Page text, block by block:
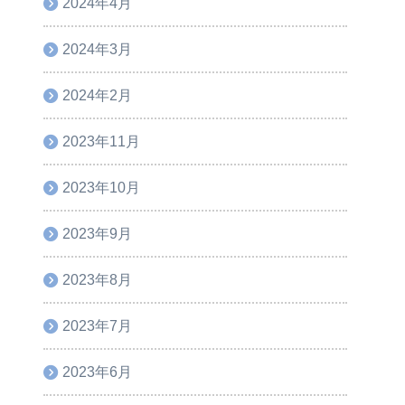
2024年3月
2024年2月
2023年11月
2023年10月
2023年9月
2023年8月
2023年7月
2023年6月